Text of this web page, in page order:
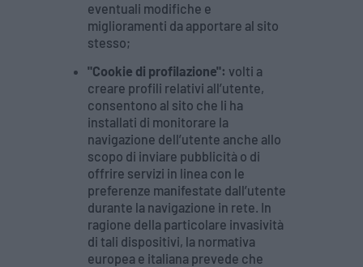
eventuali modifiche e
miglioramenti da apportare al sito
stesso;
"Cookie di profilazione": volti a
creare profili relativi all’utente,
consentono al sito che li ha
installati di monitorare la
navigazione dell’utente anche allo
scopo di inviare pubblicità o di
offrire servizi in linea con le
preferenze manifestate dall’utente
durante la navigazione in rete. In
ragione della particolare invasività
di tali dispositivi, la normativa
europea e italiana prevede che